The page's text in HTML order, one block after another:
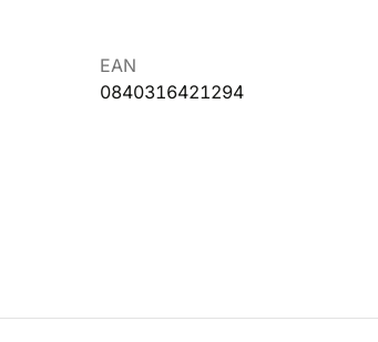
EAN
0840316421294